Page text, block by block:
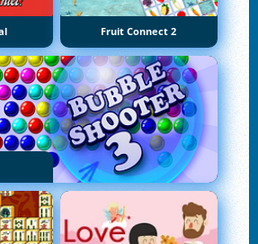
Fruit Connect 2